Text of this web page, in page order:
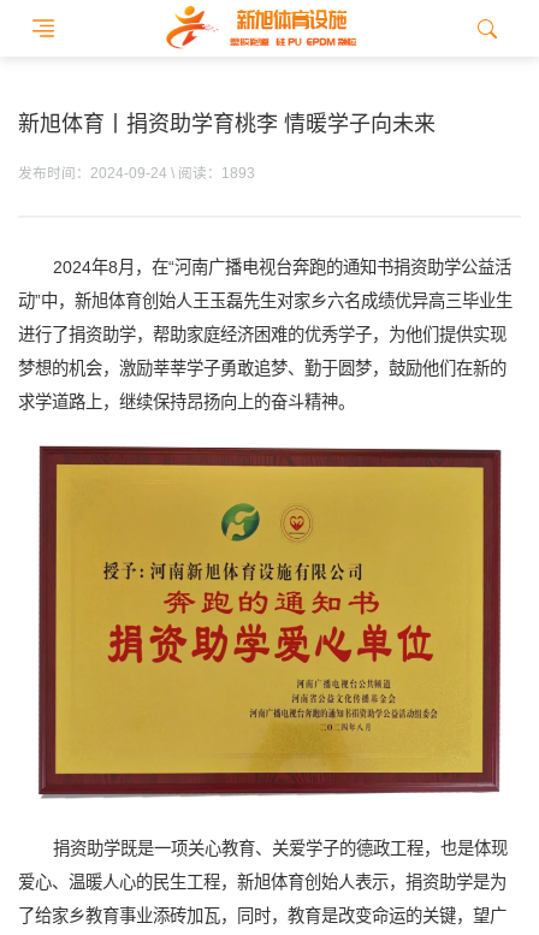
新旭体育丨捐资助学育桃李 情暖学子向未来
发布时间：2024-09-24 \ 阅读：1893
2024年8月，在“河南广播电视台奔跑的通知书捐资助学公益活
动”中，新旭体育创始人王玉磊先生对家乡六名成绩优异高三毕业生
进行了捐资助学，帮助家庭经济困难的优秀学子，为他们提供实现
梦想的机会，激励莘莘学子勇敢追梦、勤于圆梦，鼓励他们在新的
求学道路上，继续保持昂扬向上的奋斗精神。
捐资助学既是一项关心教育、关爱学子的德政工程，也是体现
爱心、温暖人心的民生工程，新旭体育创始人表示，捐资助学是为
了给家乡教育事业添砖加瓦，同时，教育是改变命运的关键，望广